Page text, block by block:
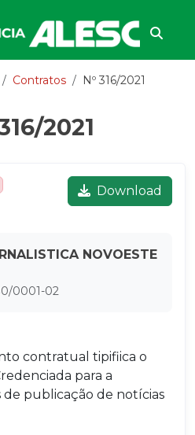
Contratos Nº 316/2021
2021
Download
NOVOESTE
0001-02
contratual tipifiica o
para a
de publicação de notícias